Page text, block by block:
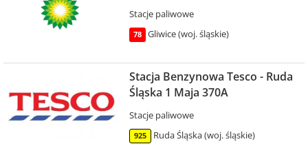
Stacje paliwowe
78 Gliwice (woj. śląskie)
Stacja Benzynowa Tesco - Ruda
Śląska 1 Maja 370A
Stacje paliwowe
925 Ruda Śląska (woj. śląskie)